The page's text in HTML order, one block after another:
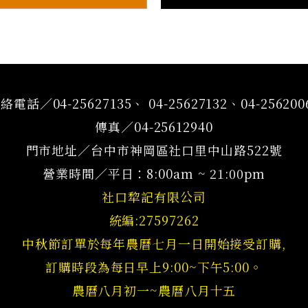
電話／04-25627135、 04-25627132、04-
傳真／04-25612940
門市地址／台中市神岡區社口里中山路522號
營業時間／平日：8:00am ~ 21:00pm
社口犂記有限公司
統編:27597262
中秋節訂單於每年農曆七月一日開始接受訂購,
訂購時段為每日早上9:00~下午5:00。
農曆八月初一~農曆八月十五